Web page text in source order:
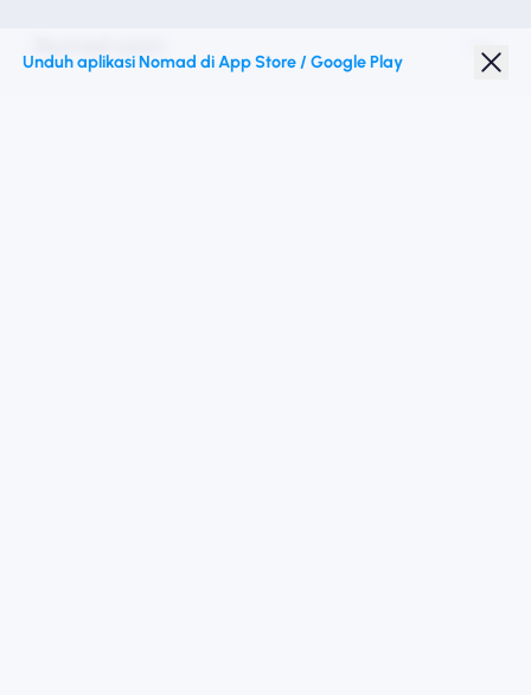
Unduh aplikasi Nomad di App Store / Google Play